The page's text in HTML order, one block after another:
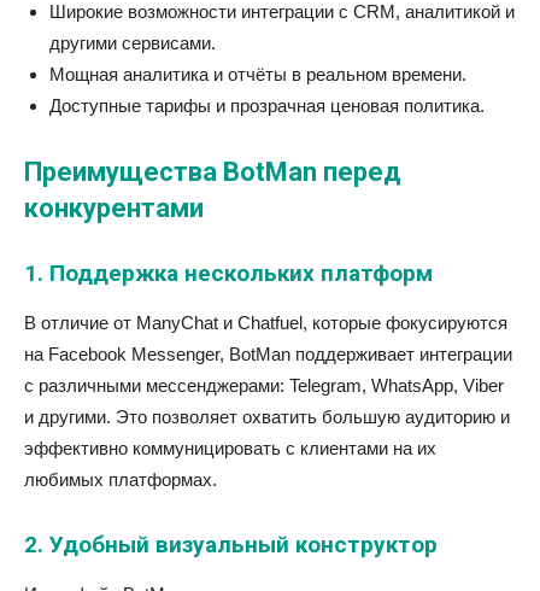
Широкие возможности интеграции с CRM, аналитикой и
другими сервисами.
Мощная аналитика и отчёты в реальном времени.
Доступные тарифы и прозрачная ценовая политика.
Преимущества BotMan перед
конкурентами
1. Поддержка нескольких платформ
В отличие от ManyChat и Chatfuel, которые фокусируются
на Facebook Messenger, BotMan поддерживает интеграции
с различными мессенджерами: Telegram, WhatsApp, Viber
и другими. Это позволяет охватить большую аудиторию и
эффективно коммуницировать с клиентами на их
любимых платформах.
2. Удобный визуальный конструктор